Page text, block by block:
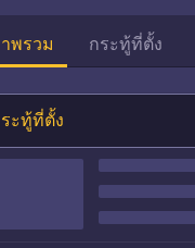
พรวม กระทู้ที่ตั้ง
ะทู้ที่ตั้ง